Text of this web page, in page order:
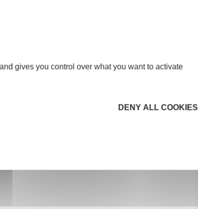
gives you control over what you want to activate
DENY ALL COOKIES